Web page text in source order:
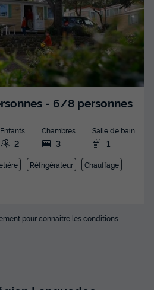
- 6/8 personnes
Enfants
2
Chambres
3
Salle de bain
1
Réfrigérateur
Chauffage
pour connaitre les conditions